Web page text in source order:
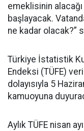
emeklisinin
başlayacak.
ne kadar olacak?”
Türkiye İstatistik
Endeksi (TÜFE)
dolayısıyla 5
kamuoyuna
Aylık TÜFE nisan